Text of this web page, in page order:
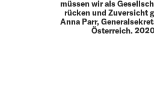
müssen wir als
rücken und Zuversicht
Anna Parr,
Österreich.